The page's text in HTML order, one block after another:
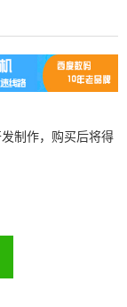
制作，购买后将得